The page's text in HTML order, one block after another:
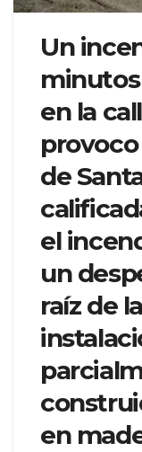
Un
minutos
en la
de
el
un
raíz de
en